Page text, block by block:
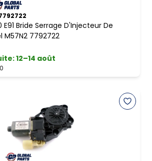
E91 Bride Serrage D'Injecteur De
M57N2 7792722
:12–14 août